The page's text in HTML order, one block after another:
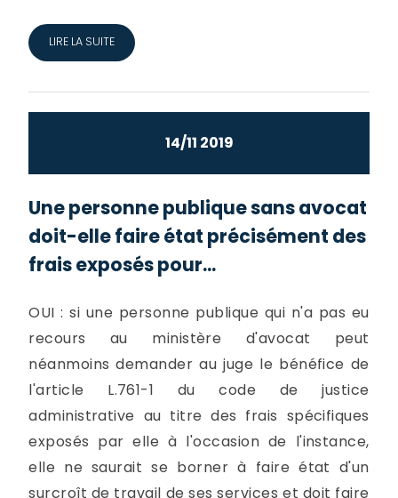
LIRE LA SUITE
14/11 2019
Une personne publique sans avocat
doit-elle faire état précisément des
frais exposés pour...
OUI : si une personne publique qui n'a pas eu
recours au ministère d'avocat peut
néanmoins demander au juge le bénéfice de
l'article L.761-1 du code de justice
administrative au titre des frais spécifiques
exposés par elle à l'occasion de l'instance,
elle ne saurait se borner à faire état d'un
surcroît de travail de ses services et doit faire